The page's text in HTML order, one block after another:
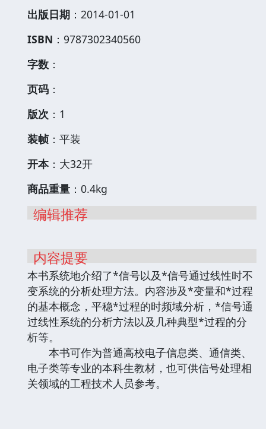
出版日期 ：2014-01-01
ISBN ：9787302340560
字数 ：
页码 ：
版次 ：1
装帧 ：平装
开本：大32开
商品重量 ：0.4kg
编辑推荐
内容提要
本书系统地介绍了*信号以及*信号通过线性时不
变系统的分析处理方法。内容涉及*变量和*过程
的基本概念，平稳*过程的时频域分析，*信号通
过线性系统的分析方法以及几种典型*过程的分
析等。
本书可作为普通高校电子信息类、通信类、
电子类等专业的本科生教材，也可供信号处理相
关领域的工程技术人员参考。